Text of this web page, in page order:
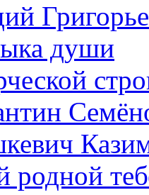
души
родной